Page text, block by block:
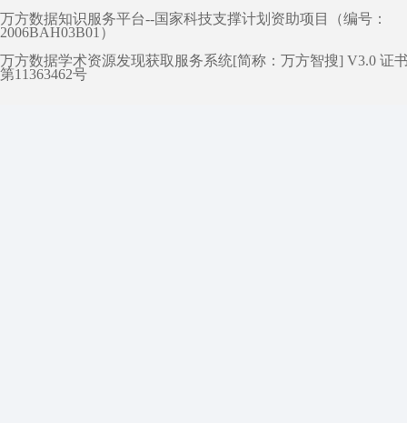
万方数据知识服务平台--国家科技支撑计划资助项目（编号：
2006BAH03B01）
万方数据学术资源发现获取服务系统[简称：万方智搜] V3.0 证
第11363462号